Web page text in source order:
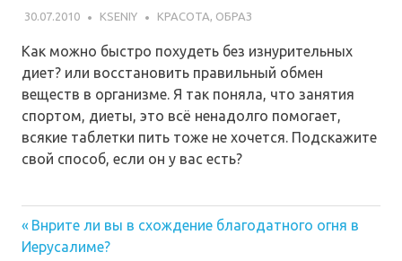
30.07.2010 KSENIY КРАСОТА, ОБРАЗ
Как можно быстро похудеть без изнурительных
диет? или восстановить правильный обмен
веществ в организме. Я так поняла, что занятия
спортом, диеты, это всё ненадолго помогает,
всякие таблетки пить тоже не хочется. Подскажите
свой способ, если он у вас есть?
Навигация
Предыдущая
запись:
Внрите ли вы в схождение благодатного огня в
Иерусалиме?